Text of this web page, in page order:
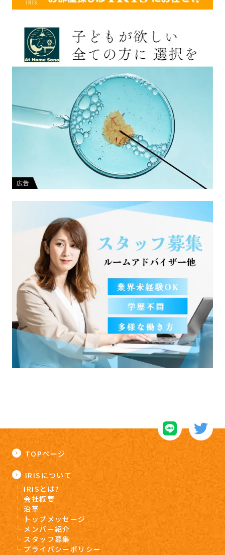
TOPページ
IRISについて
IRISとは?
会社概要
沿革
トップメッセージ
メンバー紹介
スタッフ募集
プライバシーポリシー